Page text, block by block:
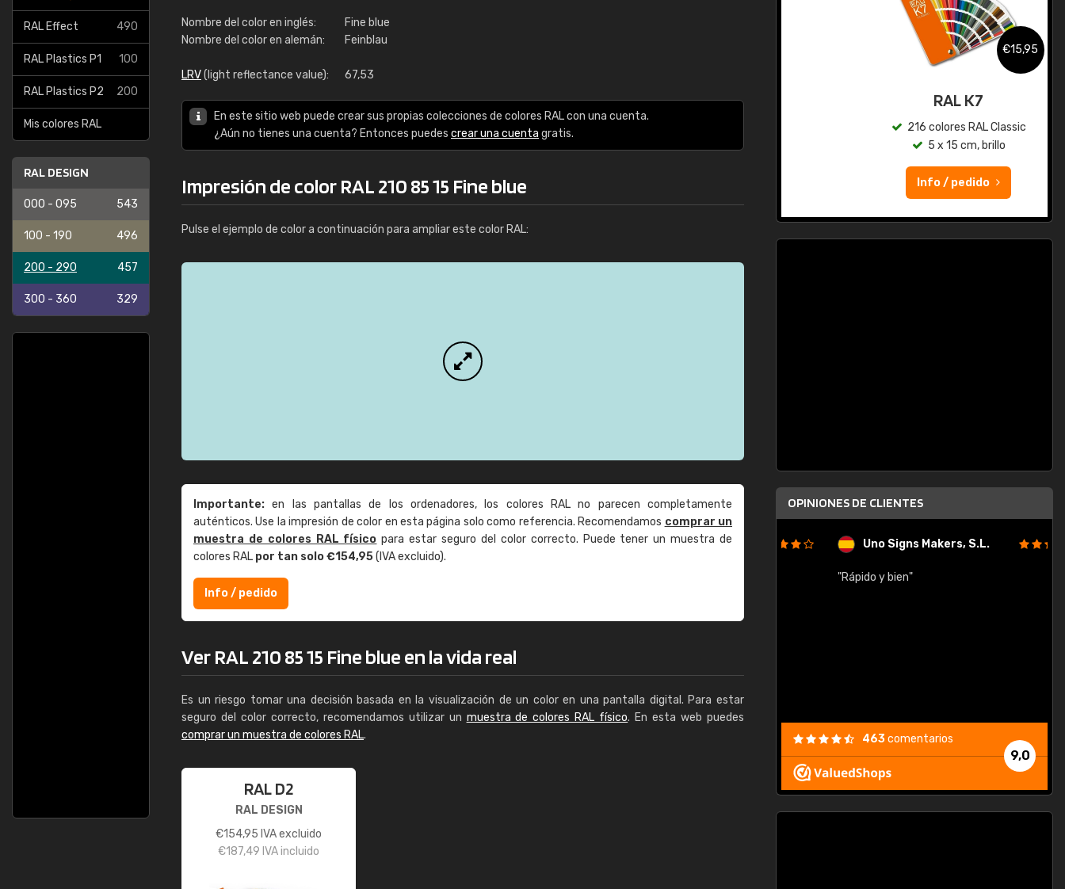
RAL Effect 490
RAL Plastics P1 100
RAL Plastics P2 200
Mis colores RAL
RAL DESIGN
000 - 095 543
100 - 190 496
200 - 290 457
300 - 360 329
Nombre del color en inglés:
Fine blue
Nombre del color en alemán:
Feinblau
LRV(light reflectance value): 67,53
En este sitio web puede crear sus propias colecciones de colores RAL con una cuenta.
¿Aún no tienes una cuenta? Entonces puedes crear una cuenta gratis.
Impresión de color RAL 210 85 15 Fine blue
Pulse el ejemplo de color a continuación para ampliar este color RAL:
Importante: en las pantallas de los ordenadores, los colores RAL no parecen completamente
auténticos. Use la impresión de color en esta página solo como referencia. Recomendamos comprar un
muestra de colores RAL físico para estar seguro del color correcto. Puede tener un muestra de
colores RAL por tan solo €154,95(IVA excluido).
Info / pedido
Ver RAL 210 85 15 Fine blue en la vida real
Es un riesgo tomar una decisión basada en la visualización de un color en una pantalla digital. Para estar
seguro del color correcto, recomendamos utilizar un muestra de colores RAL físico. En esta web puedes
comprar un muestra de colores RAL.
RAL D2
RAL DESIGN
€154,95 IVA excluido
€187,49 IVA incluido
RAL K7 a base de agua
€15,95
RAL K7
216 colores RAL Classic
5 x 15 cm, brillo
Info / pedido
OPINIONES DE CLIENTES
Enrique Uno Signs Makers, S.L.
"Rápido y bien"
9,0
463comentarios